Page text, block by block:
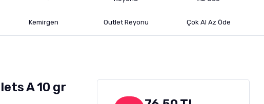
Kemirgen Outlet Reyonu Çok Al Az Öde
A 10 gr